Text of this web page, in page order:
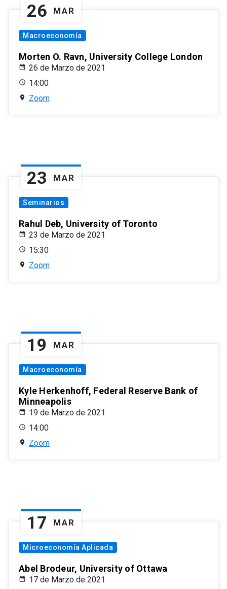
26 MAR
Macroeconomía
Morten O. Ravn, University College London
26 de Marzo de 2021
14:00
Zoom
23 MAR
Seminarios
Rahul Deb, University of Toronto
23 de Marzo de 2021
15:30
Zoom
19 MAR
Macroeconomía
Kyle Herkenhoff, Federal Reserve Bank of
Minneapolis
19 de Marzo de 2021
14:00
Zoom
17 MAR
Microeconomía Aplicada
Abel Brodeur, University of Ottawa
17 de Marzo de 2021